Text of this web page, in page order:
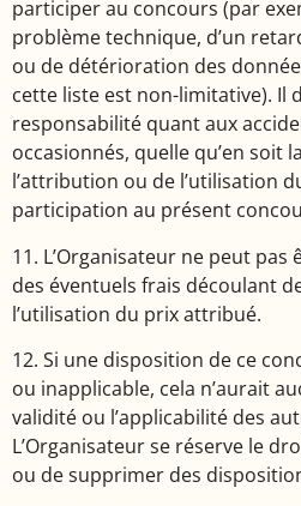
participer au concours (par
problème technique, d’un
ou de détérioration des
cette liste est non-limitative). Il
responsabilité quant aux
occasionnés, quelle qu’en soit
l’attribution ou de l’utilisation
participation au présent
11. L’Organisateur ne peut
des éventuels frais découlant
l’utilisation du prix attribué.
12. Si une disposition de ce
ou inapplicable, cela n’aurait
validité ou l’applicabilité des
L’Organisateur se réserve le
ou de supprimer des